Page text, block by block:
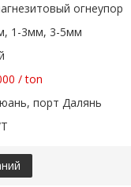
огнеупор
1-3мм, 3-5мм
/ton
порт Далянь